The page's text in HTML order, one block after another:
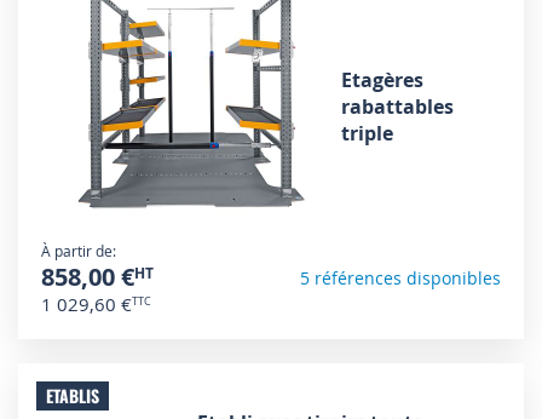
Etagères
rabattables
triple
À partir de
858,00 €
1 029,60 €
5 références disponibles
ETABLIS